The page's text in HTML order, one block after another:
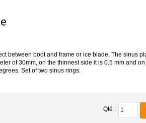
between boot and frame or ice blade. The sinus
of 30mm, on the thinnest side it is 0.5 mm and
Set of two sinus rings.
Qté :